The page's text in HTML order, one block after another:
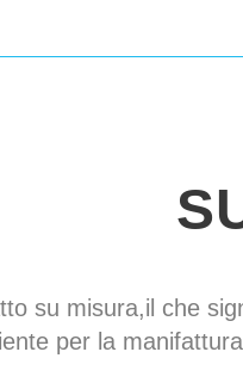
su misura,il che
per la